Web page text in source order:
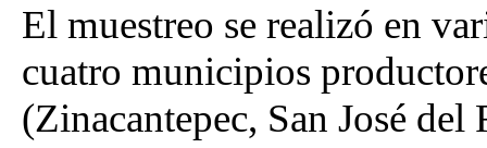
El muestreo se realizó en
cuatro municipios
(Zinacantepec, San José